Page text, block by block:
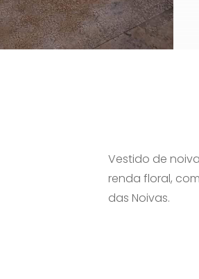
Vestido de
renda floral,
das Noivas.